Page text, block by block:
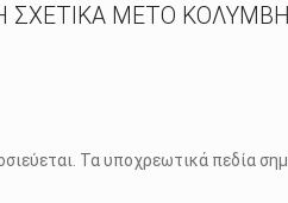
ΣΧΕΤΙΚΑ ΜΕΤΟ
Τα υποχρεωτικά πεδία